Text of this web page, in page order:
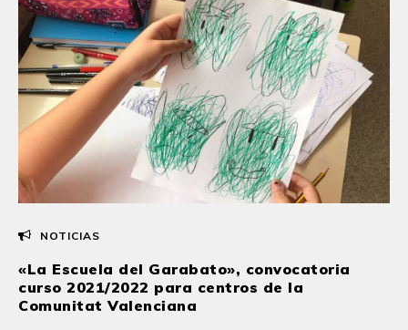
NOTICIAS
«La Escuela del Garabato», convocatoria
curso 2021/2022 para centros de la
Comunitat Valenciana